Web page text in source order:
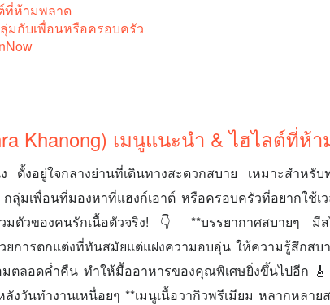
ที่ห้ามพลาด
มกับเพื่อนหรือครอบครัว
Khanong) เมนูแนะนำ & ไฮไลต์ที่ห้
ตั้งอยู่ใจกลางย่านที่เดินทางสะดวกสบาย เหมาะสำหรั
ลุ่มเพื่อนที่มองหาที่แฮงก์เอาต์ หรือครอบครัวที่อยากใช้เ
มตัวของคนรักเนื้อตัวจริง! 👇 **บรรยากาศสบายๆ มี
ยการตกแต่งที่ทันสมัยแต่แฝงความอบอุ่น ให้ความรู้สึกสบ
ตลอดค่ำคืน ทำให้มื้ออาหารของคุณพิเศษยิ่งขึ้นไปอีก
งวันทำงานเหนื่อยๆ **เมนูเนื้อวากิวพรีเมียม หลากหลาย